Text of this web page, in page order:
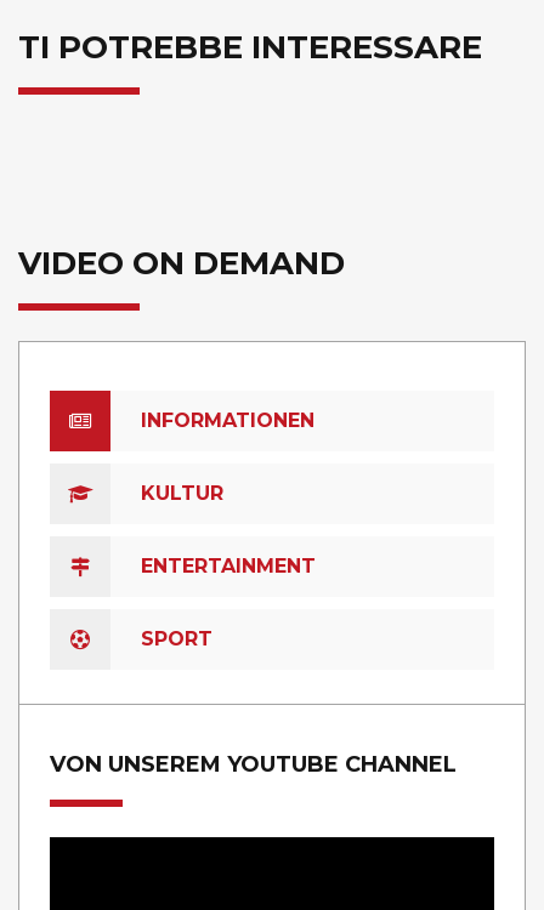
TI POTREBBE INTERESSARE
VIDEO ON DEMAND
INFORMATIONEN
KULTUR
ENTERTAINMENT
SPORT
VON UNSEREM YOUTUBE CHANNEL